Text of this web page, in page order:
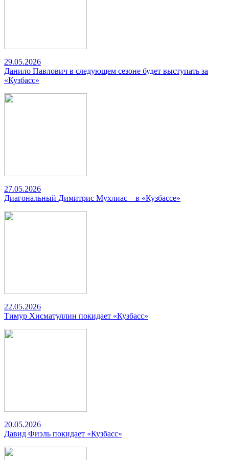
29.05.2026
Данило Павлович в следующем сезоне будет выступать за
«Кузбасс»
27.05.2026
Диагональный Димитрис Мухлиас – в «Кузбассе»
22.05.2026
Тимур Хисматуллин покидает «Кузбасс»
20.05.2026
Давид Фиэль покидает «Кузбасс»